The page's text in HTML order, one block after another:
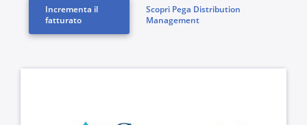
Incrementa il
fatturato
Scopri Pega Distribution
Management